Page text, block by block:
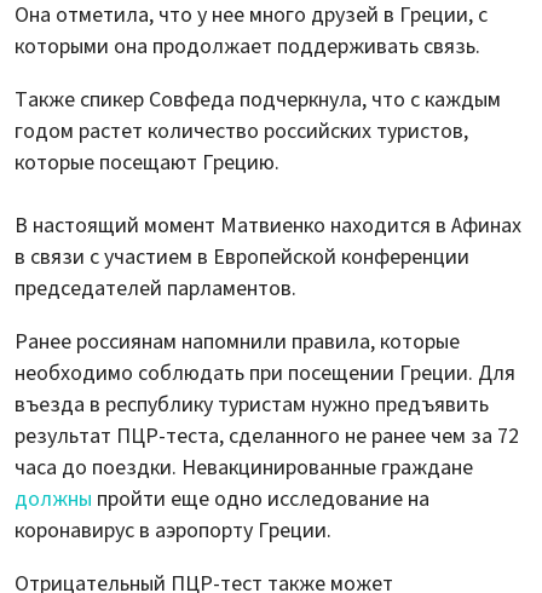
Она отметила, что у нее много друзей в Греции, с
которыми она продолжает поддерживать связь.
Также спикер Совфеда подчеркнула, что с каждым
годом растет количество российских туристов,
которые посещают Грецию.
В настоящий момент Матвиенко находится в Афинах
в связи с участием в Европейской конференции
председателей парламентов.
Ранее россиянам напомнили правила, которые
необходимо соблюдать при посещении Греции. Для
въезда в республику туристам нужно предъявить
результат ПЦР-теста, сделанного не ранее чем за 72
часа до поездки. Невакцинированные граждане
должны пройти еще одно исследование на
коронавирус в аэропорту Греции.
Отрицательный ПЦР-тест также может